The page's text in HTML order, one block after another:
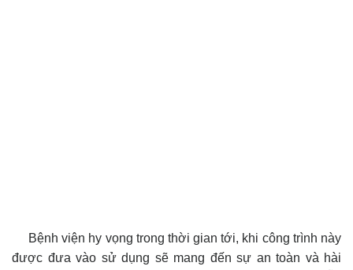
Bệnh viện hy vọng trong thời gian tới, khi công trình này
được đưa vào sử dụng sẽ mang đến sự an toàn và hài